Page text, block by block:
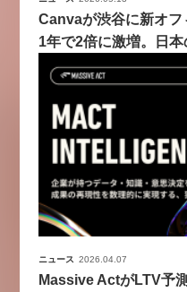
Canvaが渋谷に新オフ
1年で2倍に激増。日
ニュース 2026.04.07
Massive ActがLTV予